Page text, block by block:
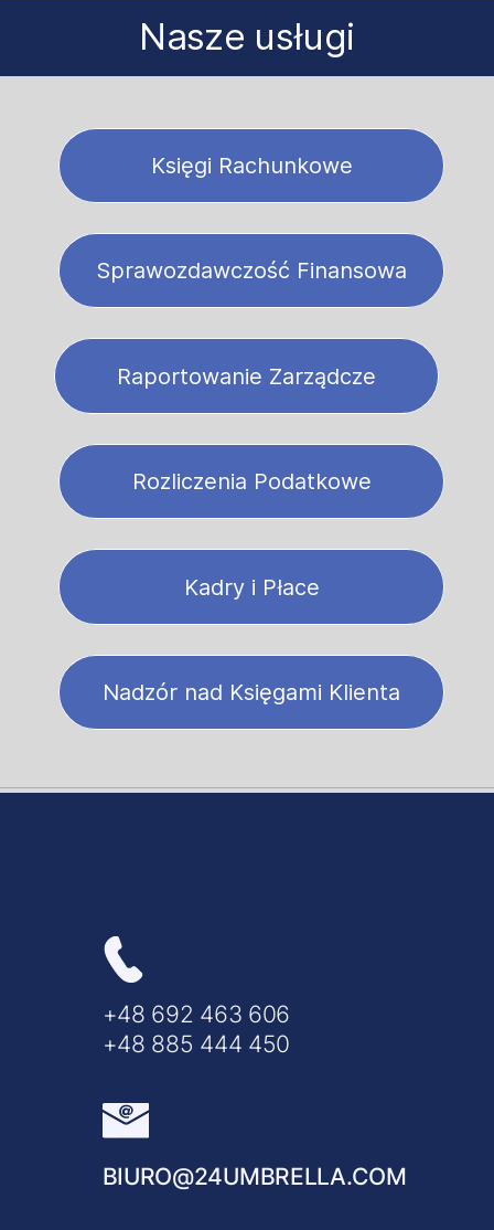
Nasze usługi
Księgi Rachunkowe
Sprawozdawczość Finansowa
Raportowanie Zarządcze
Rozliczenia Podatkowe
Kadry i Płace
Nadzór nad Księgami Klienta
+48 692 463 606
+48 885 444 450
BIURO@24UMBRELLA.COM